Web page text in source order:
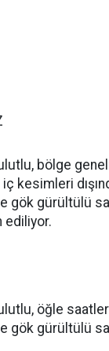
bölge
kesimleri
gök gürültülü
ediliyor.
öğle
gök gürültülü